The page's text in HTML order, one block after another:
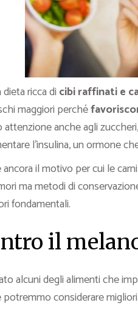
ricca dicibi raffinati e
maggiori perché
attenzione anche agli
l’insulina, un ormone
il motivo per cui le
ma metodi di
fondamentali.
il
alcuni degli alimenti che
considerare